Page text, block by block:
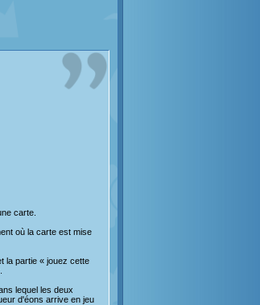
carte.
où la carte est mise
la partie « jouez cette
lequel les deux
d'éons arrive en jeu